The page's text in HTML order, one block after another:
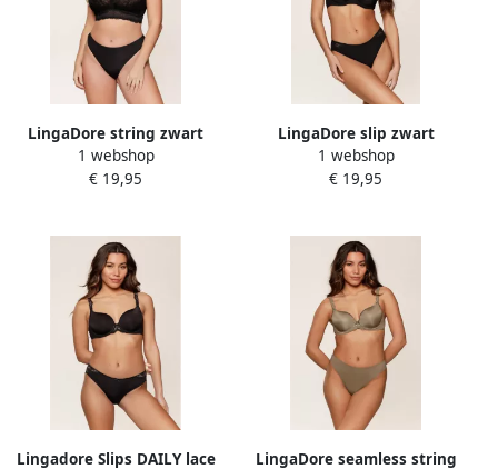
LingaDore string zwart
1 webshop
€ 19,95
LingaDore slip zwart
1 webshop
€ 19,95
Lingadore Slips DAILY lace LingaDore seamless string